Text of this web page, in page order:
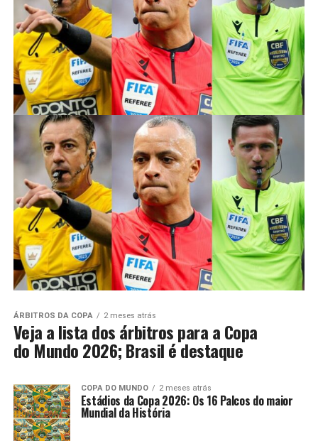
ÁRBITROS DA COPA 2 meses atrás
Veja a lista dos árbitros para a Copa
do Mundo 2026; Brasil é destaque
COPA DO MUNDO 2 meses atrás
Estádios da Copa 2026: Os 16 Palcos do maior
Mundial da História